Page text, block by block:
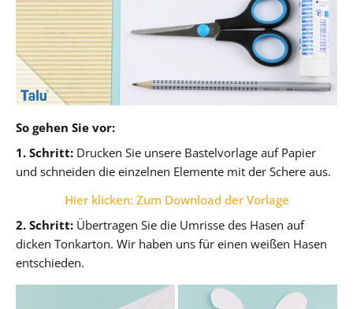
So gehen Sie vor:
1. Schritt: Drucken Sie unsere Bastelvorlage auf Papier
und schneiden die einzelnen Elemente mit der Schere aus.
Hier klicken: Zum Download der Vorlage
2. Schritt: Übertragen Sie die Umrisse des Hasen auf
dicken Tonkarton. Wir haben uns für einen weißen Hasen
entschieden.